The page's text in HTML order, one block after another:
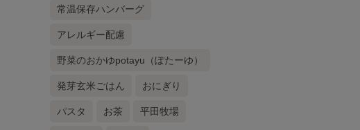
常温保存ハンバーグ
アレルギー配慮
野菜のおかゆpotayu（ぽたーゆ）
発芽玄米ごはん おにぎり
パスタ お茶 平田牧場